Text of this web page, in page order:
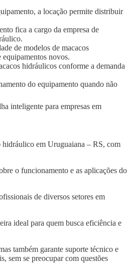
a locação permite distribuir
fica a cargo da empresa de
de modelos de macacos
novos.
hidráulicos conforme a demanda
do equipamento quando não
inteligente para empresas em
hidráulico em Uruguaiana – RS, com
o funcionamento e as aplicações do
de diversos setores em
ideal para quem busca eficiência e
também garante suporte técnico e
sem se preocupar com questões